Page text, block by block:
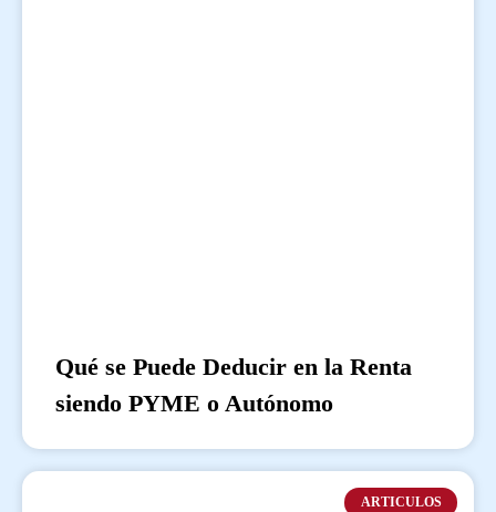
Qué se Puede Deducir en la Renta
siendo PYME o Autónomo
ARTICULOS